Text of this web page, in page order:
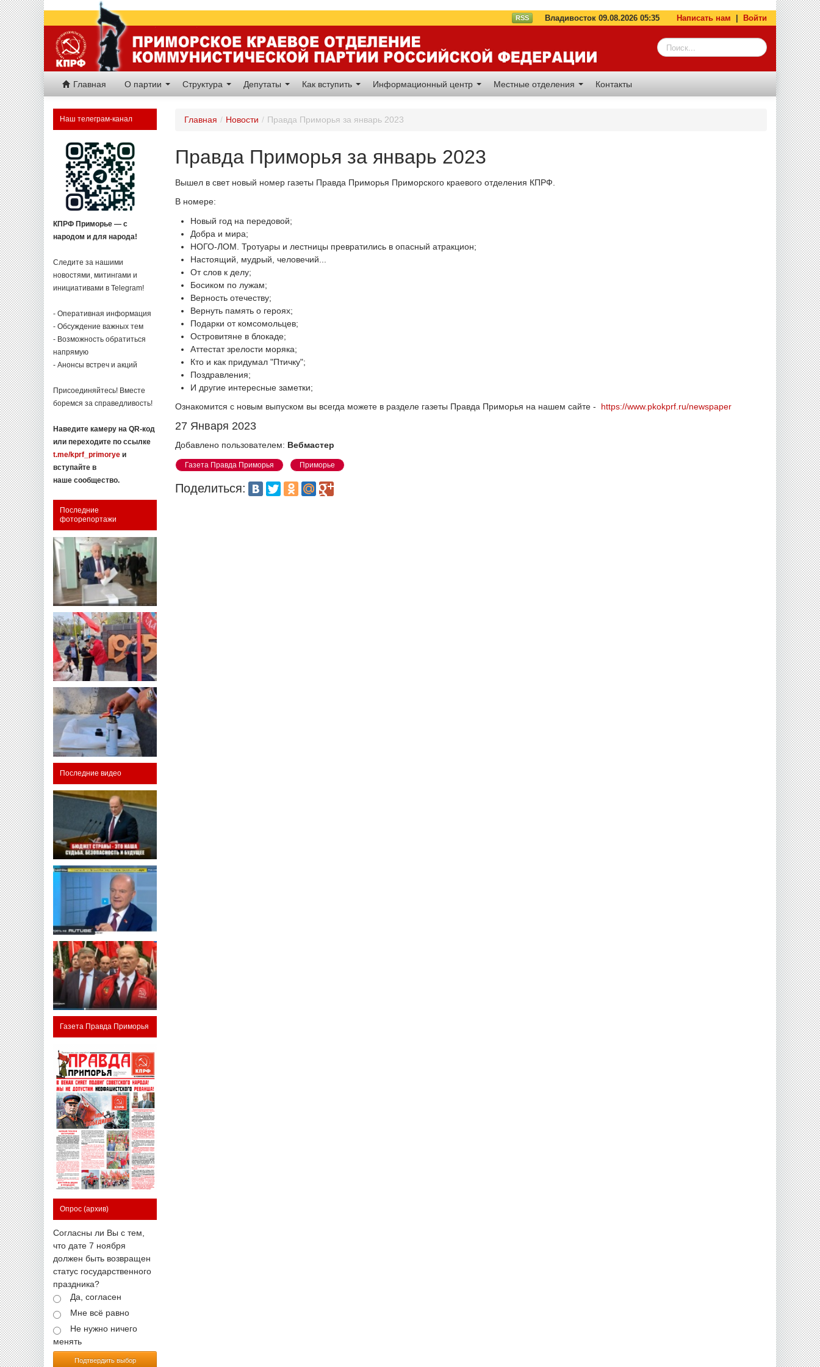
RSS Владивосток 09.08.2026 05:35 Написать нам Войти
Главная О партии Структура Депутаты Как вступить Информационный центр Местные отделения Контакты
Наш телеграм-канал
КПРФ Приморье — с
народом и для народа!
Следите за нашими
новостями, митингами и
инициативами в Telegram!
- Оперативная информация
- Обсуждение важных тем
- Возможность обратиться
напрямую
- Анонсы встреч и акций
Присоединяйтесь! Вместе
боремся за справедливость!
Наведите камеру на QR-код
или переходите по ссылке
t.me/kprf_primorye и
вступайте в
наше сообщество.
Последние
фоторепортажи
Последние видео
Газета Правда Приморья
Опрос (архив)
Согласны ли Вы с тем,
что дате 7 ноября
должен быть возвращен
статус государственного
праздника?
Да, согласен
Мне всё равно
Не нужно ничего
менять
Подтвердить выбор
Главная / Новости / Правда Приморья за январь 2023
Правда Приморья за январь 2023
Вышел в свет новый номер газеты Правда Приморья Приморского краевого отделения КПРФ.
В номере:
Новый год на передовой;
Добра и мира;
НОГО-ЛОМ. Тротуары и лестницы превратились в опасный атракцион;
Настоящий, мудрый, человечий...
От слов к делу;
Босиком по лужам;
Верность отечеству;
Вернуть память о героях;
Подарки от комсомольцев;
Островитяне в блокаде;
Аттестат зрелости моряка;
Кто и как придумал "Птичку";
Поздравления;
И другие интересные заметки;
Ознакомится с новым выпуском вы всегда можете в разделе газеты Правда Приморья на нашем сайте - https://www.pkokprf.ru/newspaper
27 Января 2023
Добавлено пользователем: Вебмастер
Газета Правда Приморья Приморье
Поделиться: